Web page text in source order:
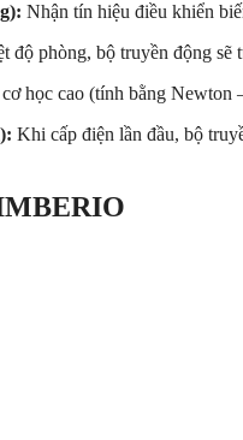
Nhận tín hiệu điều khiển
phòng, bộ truyền động
học cao (tính bằng Newton
Khi cấp điện lần đầu, bộ